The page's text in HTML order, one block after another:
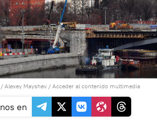
Alexey Mayshev / Acceder al contenido multimedia
en